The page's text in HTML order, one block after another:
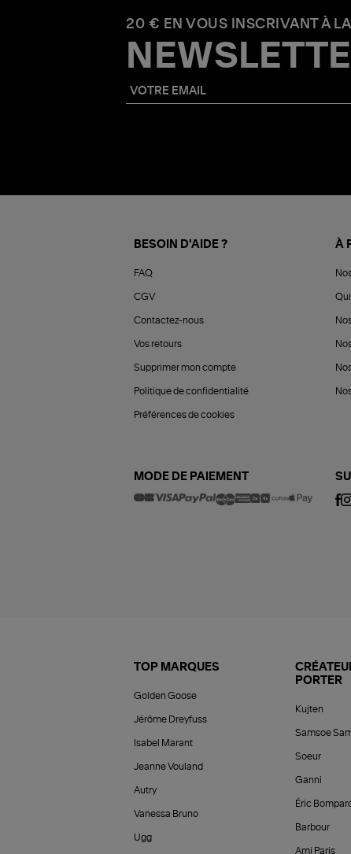
20 € EN VOUS INSCRIVANT À LA
BESOIN D'AIDE ?
FAQ
CGV
Contactez-nous
Vos retours
Supprimer mon compte
Politique de confidentialité
Préférences de cookies
À
MODE DE PAIEMENT
TOP MARQUES
Golden Goose
Jérôme Dreyfuss
Isabel Marant
Jeanne Vouland
Autry
Vanessa Bruno
Ugg
PORTER
Kujten
Samsoe
Soeur
Ganni
Éric
Barbour
Ami Paris